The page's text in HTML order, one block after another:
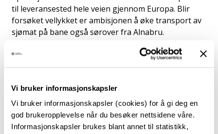
Vi bruker informasjonskapsler
Vi bruker informasjonskapsler (cookies) for å gi deg en
god brukeropplevelse når du besøker nettsidene våre.
Informasjonskapsler brukes blant annet til statistikk,
til leveransested hele veien gjennom Europa. Blir
forsøket vellykket er ambisjonen å øke transport av
sjømat på bane også sørover fra Alnabru.
Comeback sørover
Gjennom flere år har jernbanefrakt tapt
markedsandeler til og fra utlandet. Dette skyldes
både stadig bedre veger og økende grad av
utenlandske vogntog som tilbyr billig frakt. Til slutt
fant ikke godstogselskapene det regningssvarende å